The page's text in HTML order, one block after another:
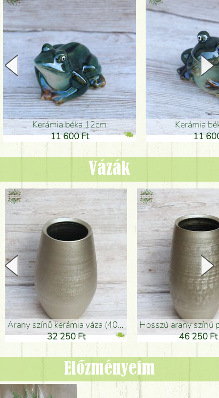
Kerámia béka 12cm
11 600 Ft
Kerámia
11
Vázák
arany színű kerámia váza (40x26cm)
32 250 Ft
hosszú arany színű
46 250 Ft
Előzményeim